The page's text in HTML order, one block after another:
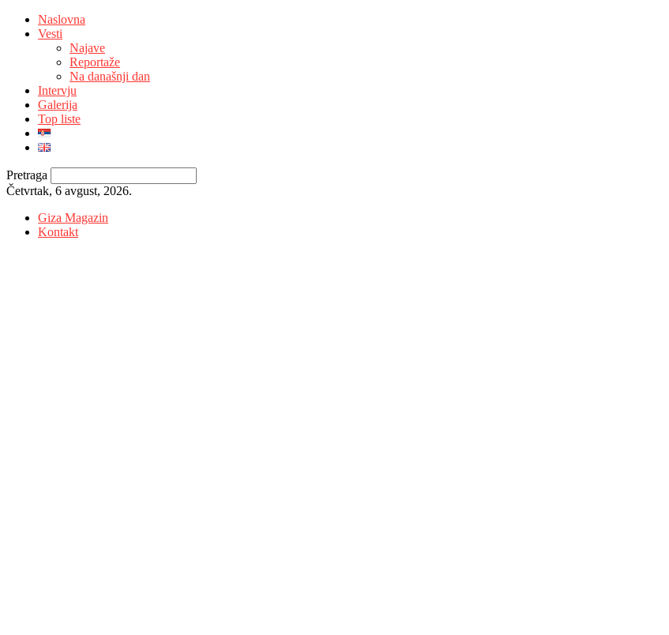
Naslovna
Vesti
Najave
Reportaže
Na današnji dan
Intervju
Galerija
Top liste
Pretraga
Četvrtak, 6 avgust, 2026.
Giza Magazin
Kontakt